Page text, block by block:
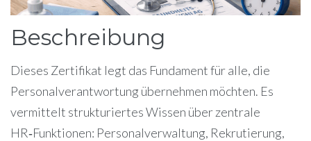
Beschreibung
Dieses Zertifikat legt das Fundament für alle, die
Personalverantwortung übernehmen möchten. Es
vermittelt strukturiertes Wissen über zentrale
HR‑Funktionen: Personalverwaltung, Rekrutierung,